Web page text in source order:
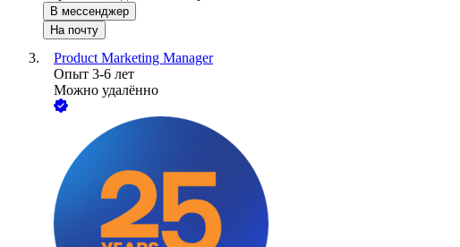
В мессенджер
На почту
Product Marketing Manager
Опыт 3-6 лет
Можно удалённо